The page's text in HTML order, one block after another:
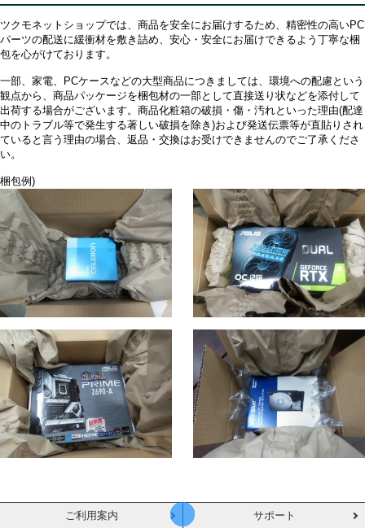
ツクモネットショップでは、商品を安全にお届けするため、精密性の高いPC
パーツの配送に緩衝材を敷き詰め、安心・安全にお届けできるよう丁寧な梱
包を心がけております。
一部、家電、PCケースなどの大型商品につきましては、環境への配慮という
観点から、商品パッケージを梱包材の一部として直接送り状などを添付して
出荷する場合がございます。商品化粧箱の破損・傷・汚れといった理由(配達
中のトラブル等で発生する著しい破損を除き)および発送伝票等が直貼りされ
ていると言う理由の場合、返品・交換はお受けできませんのでご了承くださ
い。
梱包例)
ご利用案内 サポート